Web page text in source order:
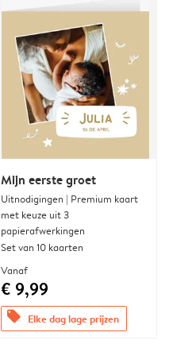
Mijn eerste groet
Uitnodigingen | Premium kaart
met keuze uit 3
papierafwerkingen
Set van 10 kaarten
Vanaf
€ 9,99
offers Elke dag lage prijzen